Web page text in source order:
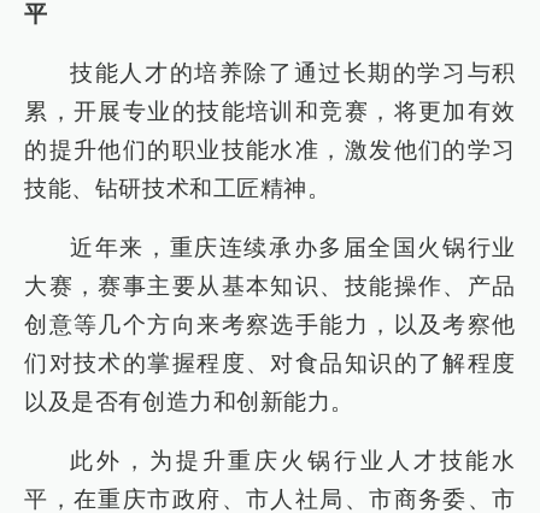
平
技能人才的培养除了通过长期的学习与积
累，开展专业的技能培训和竞赛，将更加有效
的提升他们的职业技能水准，激发他们的学习
技能、钻研技术和工匠精神。
近年来，重庆连续承办多届全国火锅行业
大赛，赛事主要从基本知识、技能操作、产品
创意等几个方向来考察选手能力，以及考察他
们对技术的掌握程度、对食品知识的了解程度
以及是否有创造力和创新能力。
此外，为提升重庆火锅行业人才技能水
平，在重庆市政府、市人社局、市商务委、市